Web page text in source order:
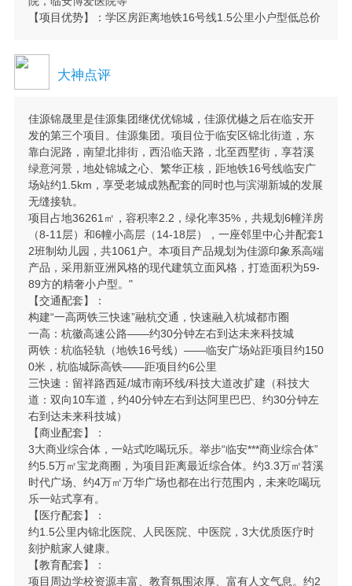
【项目优势】：学区房距离地铁16号线1.5公里小户型低总价
大神点评
佳源锦晟里是佳源集团继优优锦城，佳源优樾之后在临安开
发的第三个项目。佳源集团。项目位于临安区锦北街道，东
靠白泥路，南望北排街，西沿临天路，北至西墅街，享苕溪
绿意河景，地处锦城之心、繁华正核，距地铁16号线临安广
场站约1.5km，享受老城成熟配套的同时也与滨湖新城的发展
无缝接轨。
项目占地36261㎡，容积率2.2，绿化率35%，共规划6幢洋房
（8-11层）和6幢小高层（14-18层），一座邻里中心并配套1
2班制幼儿园，共1061户。本项目产品规划为佳源印象系高端
产品，采用新亚洲风格的现代建筑立面风格，打造面积为59-
89方的精奢小户型。"
【交通配套】：
构建“一高两铁三快速”融杭交通，快速融入杭城都市圈
一高：杭徽高速公路——约30分钟左右到达未来科技城
两铁：杭临轻轨（地铁16号线）——临安广场站距项目约150
0米，杭临城际高铁——距项目约6公里
三快速：留祥路西延/城市南环线/科技大道改扩建（科技大
道：双向10车道，约40分钟左右到达阿里巴巴、约30分钟左
右到达未来科技城）
【商业配套】：
3大商业综合体，一站式吃喝玩乐。举步“临安***商业综合体”
约5.5万㎡宝龙商圈，为项目距离最近综合体。约3.3万㎡苕溪
时代广场、约4万㎡万华广场也都在出行范围内，未来吃喝玩
乐一站式享有。
【医疗配套】：
约1.5公里内锦北医院、人民医院、中医院，3大优质医疗时
刻护航家人健康。
【教育配套】：
项目周边学校资源丰富、教育氛围浓厚、富有人文气息。约2